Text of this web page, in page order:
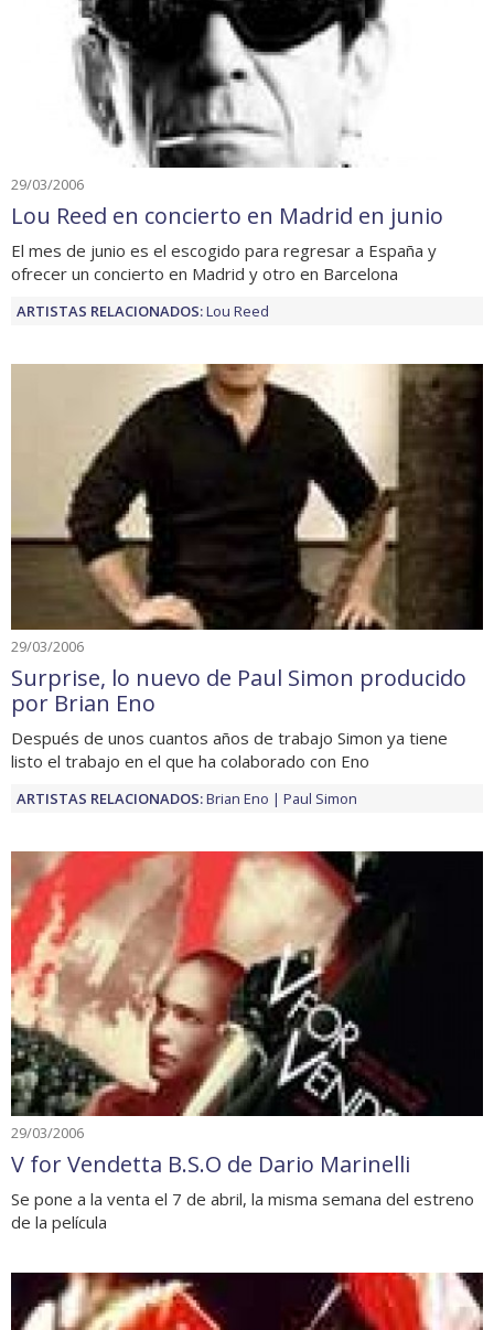
29/03/2006
Lou Reed en concierto en Madrid en junio
El mes de junio es el escogido para regresar a España y
ofrecer un concierto en Madrid y otro en Barcelona
ARTISTAS RELACIONADOS:Lou Reed
29/03/2006
Surprise, lo nuevo de Paul Simon producido
por Brian Eno
Después de unos cuantos años de trabajo Simon ya tiene
listo el trabajo en el que ha colaborado con Eno
ARTISTAS RELACIONADOS:Brian Eno Paul Simon
29/03/2006
V for Vendetta B.S.O de Dario Marinelli
Se pone a la venta el 7 de abril, la misma semana del estreno
de la película